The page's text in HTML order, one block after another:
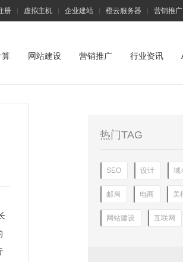
册 | 虚拟主机 | 企业建站 | 橙云服务器 | 营销推广
算 网站建设 营销推广 行业资讯
热门TAG
SEO 设计 域
邮局 电商 美
网站建设 互联网